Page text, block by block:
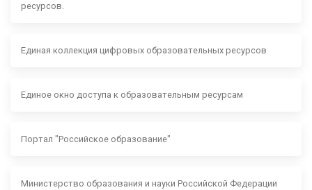
ресурсов.
Единая коллекция цифровых образовательных ресурсов
Единое окно доступа к образовательным ресурсам
Портал "Российское образование"
Министерство образования и науки Российской Федерации